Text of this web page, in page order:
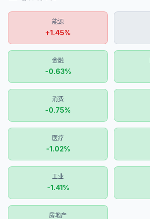
能源
+1.45%
金融
-0.63%
消费
-0.75%
医疗
-1.02%
工业
-1.41%
房地产